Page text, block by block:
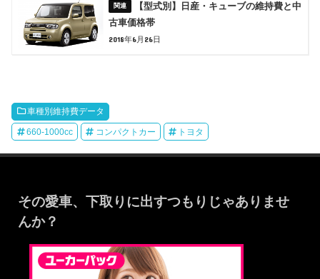
【型式別】日産・キューブの維持費と中
古車価格帯
2018年6月26日
車種別維持費データ
660-1000cc コンパクトカー トヨタ
その愛車、下取りに出すつもりじゃありませ
んか？